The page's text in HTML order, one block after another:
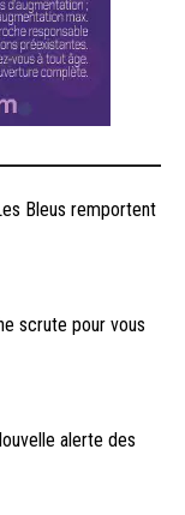
Bleus remportent
scrute pour vous
alerte des